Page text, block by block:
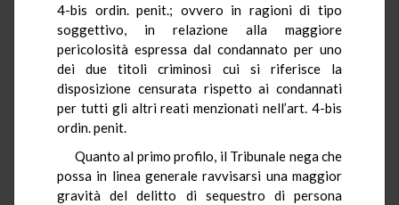
4-bis ordin. penit.; ovvero in ragioni di tipo
soggettivo, in relazione alla maggiore
pericolosità espressa dal condannato per uno
dei due titoli criminosi cui si riferisce la
disposizione censurata rispetto ai condannati
per tutti gli altri reati menzionati nell’art. 4-bis
ordin. penit.
Quanto al primo profilo, il Tribunale nega che
possa in linea generale ravvisarsi una maggior
gravità del delitto di sequestro di persona